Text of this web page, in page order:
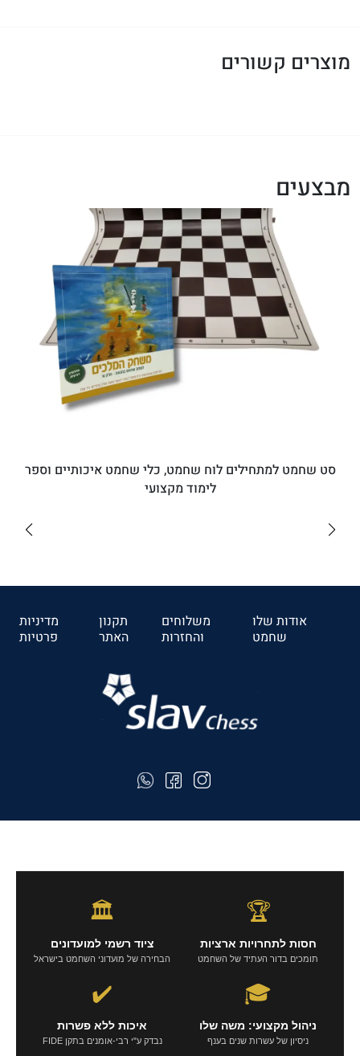
מוצרים קשורים
מבצעים
סט שחמט למתחילים לוח שחמט, כלי שחמט איכותיים וספר
לימוד מקצועי
אודות שלו
שחמט
משלוחים
והחזרות
תקנון
האתר
מדיניות
פרטיות
🏆
חסות לתחרויות ארציות
תומכים בדור העתיד של השחמט
🏛️
ציוד רשמי למועדונים
הבחירה של מועדוני השחמט בישראל
🎓
ניהול מקצועי: משה שלו
ניסיון של עשרות שנים בענף
✔️
איכות ללא פשרות
נבדק ע"י רבי-אומנים בתקן FIDE